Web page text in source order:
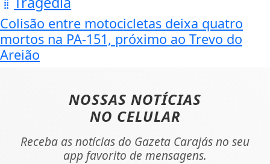
Colisão entre motocicletas deixa quatro
mortos na PA-151, próximo ao Trevo do
Areião
NOSSAS NOTÍCIAS
NO CELULAR
Receba as notícias do Gazeta Carajás no seu
app favorito de mensagens.